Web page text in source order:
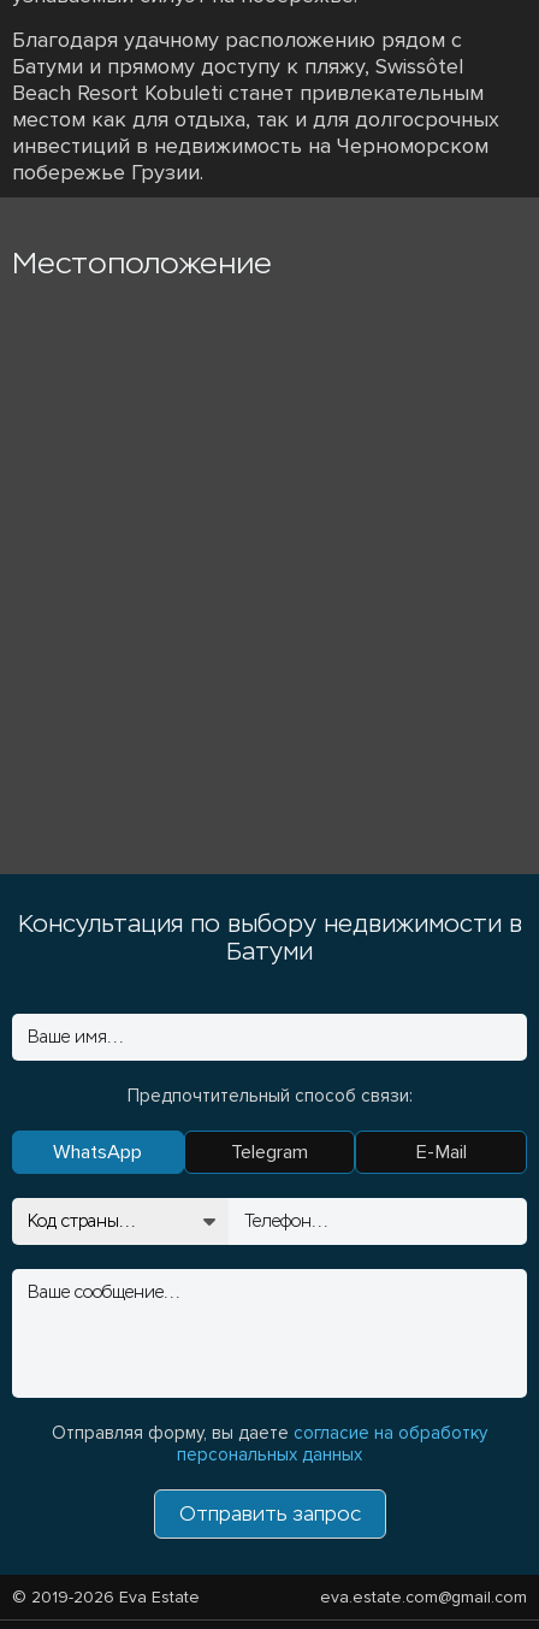
Благодаря удачному расположению рядом с
Батуми и прямому доступу к пляжу, Swissôtel
Beach Resort Kobuleti станет привлекательным
местом как для отдыха, так и для долгосрочных
инвестиций в недвижимость на Черноморском
побережье Грузии.
Местоположение
Консультация по выбору недвижимости в
Батуми
Предпочтительный способ связи:
WhatsApp Telegram E-Mail
Отправляя форму, вы даете согласие на обработку
персональных данных
Отправить запрос
© 2019-2026 Eva Estate eva.estate.com@gmail.com